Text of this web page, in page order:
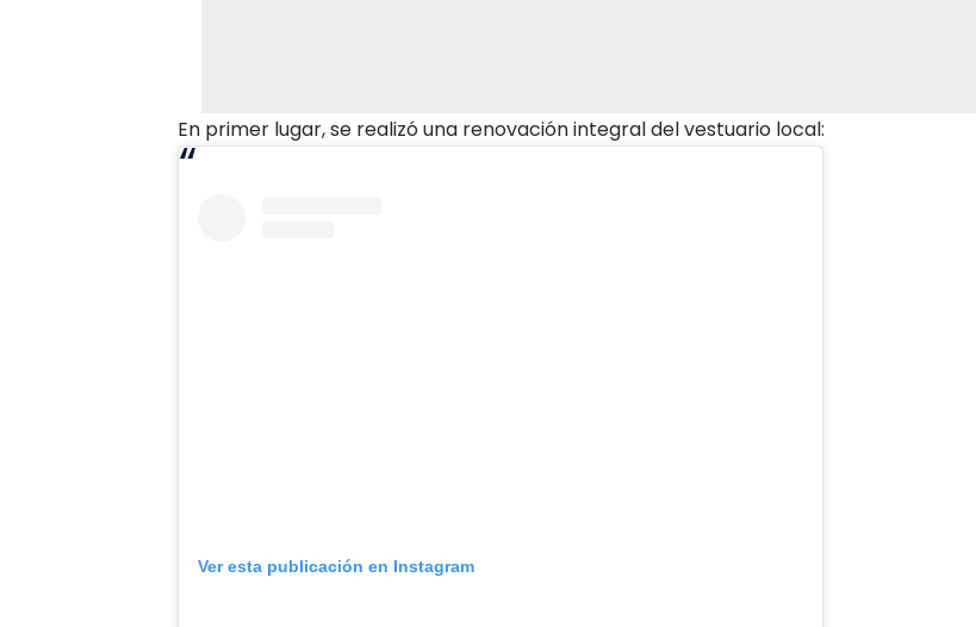
En primer lugar, se realizó una renovación integral del vestuario local:
Ver esta publicación en Instagram